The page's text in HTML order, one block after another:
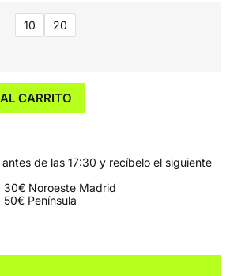
10 20
CARRITO
de las 17:30 y recíbelo el siguiente
Noroeste Madrid
Península